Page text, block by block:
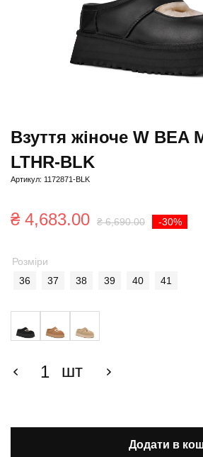
Взуття жіноче W BEA
LTHR-BLK
Артикул: 1172871-BLK
-30%
₴6,690.00
₴4,683.00
Розміри
36
37 38 39 40 41
шт
Додати в